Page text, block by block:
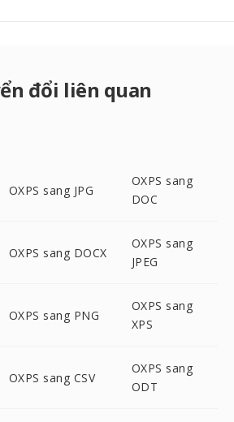
đổi liên quan
OXPS sang JPG
OXPS sang
DOC
OXPS sang DOCX
OXPS sang
JPEG
OXPS sang PNG
OXPS sang
XPS
OXPS sang CSV
OXPS sang
ODT